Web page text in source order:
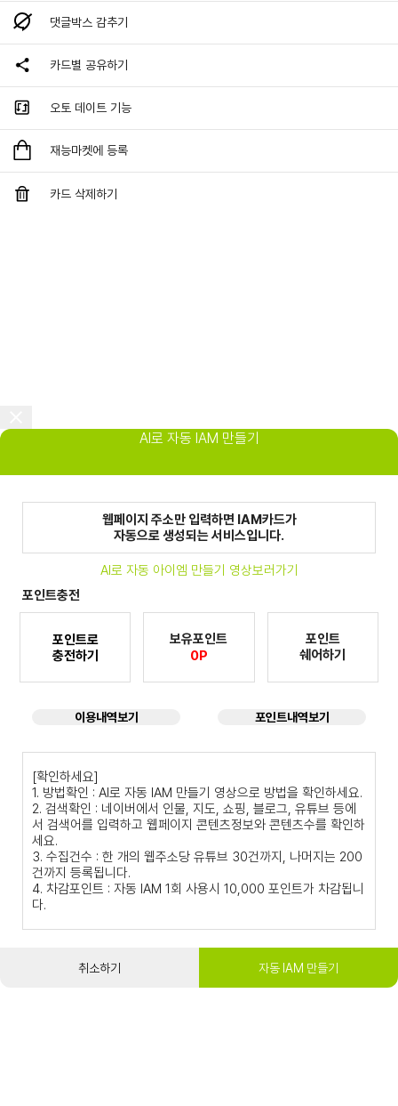
댓글박스 감추기
카드별 공유하기
오토 데이트 기능
재능마켓에 등록
카드 삭제하기
AI로 자동 IAM 만들기
웹페이지 주소만 입력하면 IAM카드가
자동으로 생성되는 서비스입니다.
AI로 자동 아이엠 만들기 영상보러가기
포인트충전
포인트로
충전하기
보유포인트
0P
포인트
쉐어하기
이용내역보기 포인트내역보기
[확인하세요]
1. 방법확인 : AI로 자동 IAM 만들기 영상으로 방법을 확인하세요.
2. 검색확인 : 네이버에서 인물, 지도, 쇼핑, 블로그, 유튜브 등에
서 검색어를 입력하고 웹페이지 콘텐츠정보와 콘텐츠수를 확인하
세요.
3. 수집건수 : 한 개의 웹주소당 유튜브 30건까지, 나머지는 200
건까지 등록됩니다.
4. 차감포인트 : 자동 IAM 1회 사용시 10,000 포인트가 차감됩니
다.
취소하기 자동 IAM 만들기